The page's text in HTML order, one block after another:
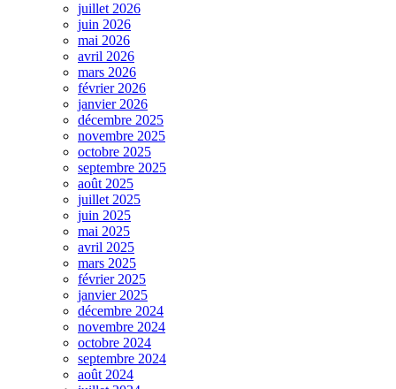
juillet 2026
juin 2026
mai 2026
avril 2026
mars 2026
février 2026
janvier 2026
décembre 2025
novembre 2025
octobre 2025
septembre 2025
août 2025
juillet 2025
juin 2025
mai 2025
avril 2025
mars 2025
février 2025
janvier 2025
décembre 2024
novembre 2024
octobre 2024
septembre 2024
août 2024